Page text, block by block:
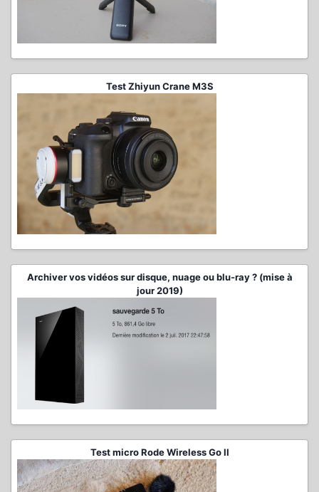
Test Zhiyun Crane M3S
Archiver vos vidéos sur disque, nuage ou blu-ray ? (mise à
jour 2019)
Test micro Rode Wireless Go II